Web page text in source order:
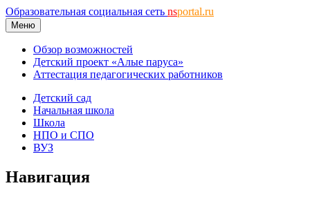
Образовательная социальная сеть nsportal.ru
Меню
Обзор возможностей
Детский проект «Алые паруса»
Аттестация педагогических работников
Детский сад
Начальная школа
Школа
НПО и СПО
ВУЗ
Навигация